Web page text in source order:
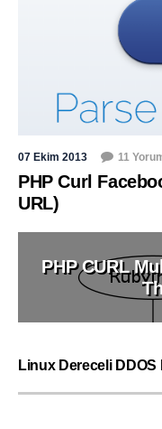
07 Ekim 2013 11
PHP Curl
URL)
PHP CURL
Linux Dereceli